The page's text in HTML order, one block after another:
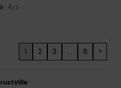
: 4/5
1 2 3 ... 6 >